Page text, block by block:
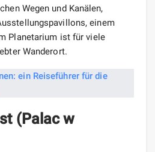
Wegen und Kanälen,
einem
Planetarium ist für viele
Wanderort.
(Palac w